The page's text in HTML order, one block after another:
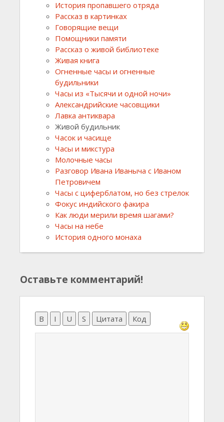
История пропавшего отряда
Рассказ в картинках
Говорящие вещи
Помощники памяти
Рассказ о живой библиотеке
Живая книга
Огненные часы и огненные
будильники
Часы из «Тысячи и одной ночи»
Александрийские часовщики
Лавка антиквара
Живой будильник
Часок и часище
Часы и микстура
Молочные часы
Разговор Ивана Иваныча с Иваном
Петровичем
Часы с циферблатом, но без стрелок
Фокус индийского факира
Как люди мерили время шагами?
Часы на небе
История одного монаха
Оставьте комментарий!
B I U S Цитата Код